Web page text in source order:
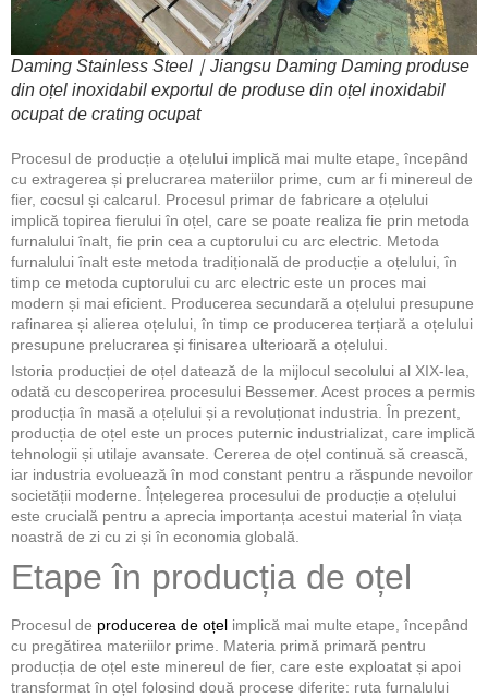
Daming Stainless Steel｜Jiangsu Daming Daming produse
din oțel inoxidabil exportul de produse din oțel inoxidabil
ocupat de crating ocupat
Procesul de producție a oțelului implică mai multe etape, începând
cu extragerea și prelucrarea materiilor prime, cum ar fi minereul de
fier, cocsul și calcarul. Procesul primar de fabricare a oțelului
implică topirea fierului în oțel, care se poate realiza fie prin metoda
furnalului înalt, fie prin cea a cuptorului cu arc electric. Metoda
furnalului înalt este metoda tradițională de producție a oțelului, în
timp ce metoda cuptorului cu arc electric este un proces mai
modern și mai eficient. Producerea secundară a oțelului presupune
rafinarea și alierea oțelului, în timp ce producerea terțiară a oțelului
presupune prelucrarea și finisarea ulterioară a oțelului.
Istoria producției de oțel datează de la mijlocul secolului al XIX-lea,
odată cu descoperirea procesului Bessemer. Acest proces a permis
producția în masă a oțelului și a revoluționat industria. În prezent,
producția de oțel este un proces puternic industrializat, care implică
tehnologii și utilaje avansate. Cererea de oțel continuă să crească,
iar industria evoluează în mod constant pentru a răspunde nevoilor
societății moderne. Înțelegerea procesului de producție a oțelului
este crucială pentru a aprecia importanța acestui material în viața
noastră de zi cu zi și în economia globală.
Etape în producția de oțel
Procesul de producerea de oțel implică mai multe etape, începând
cu pregătirea materiilor prime. Materia primă primară pentru
producția de oțel este minereul de fier, care este exploatat și apoi
transformat în oțel folosind două procese diferite: ruta furnalului